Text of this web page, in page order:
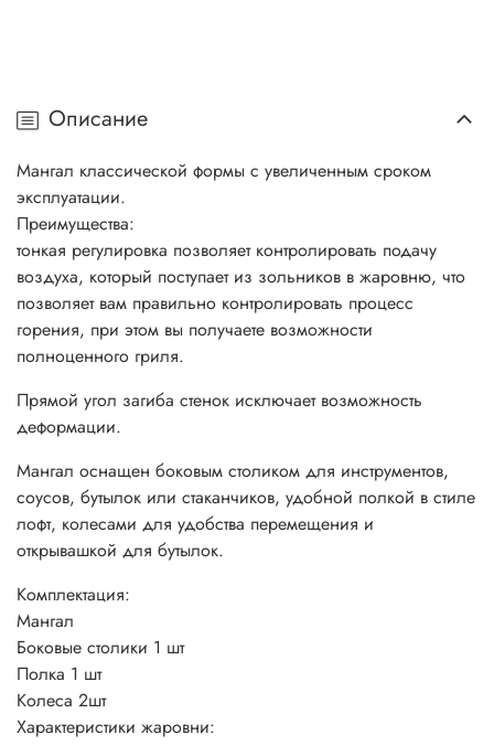
Описание
Мангал классической формы с увеличенным сроком
эксплуатации.
Преимущества:
тонкая регулировка позволяет контролировать подачу
воздуха, который поступает из зольников в жаровню, что
позволяет вам правильно контролировать процесс
горения, при этом вы получаете возможности
полноценного гриля.
Прямой угол загиба стенок исключает возможность
деформации.
Мангал оснащен боковым столиком для инструментов,
соусов, бутылок или стаканчиков, удобной полкой в стиле
лофт, колесами для удобства перемещения и
открывашкой для бутылок.
Комплектация:
Мангал
Боковые столики 1 шт
Полка 1 шт
Колеса 2шт
Характеристики жаровни: